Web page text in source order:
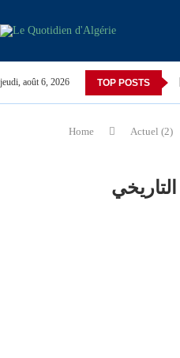
jeudi, août 6, 2026 TOP POSTS
Home Actuel (2)